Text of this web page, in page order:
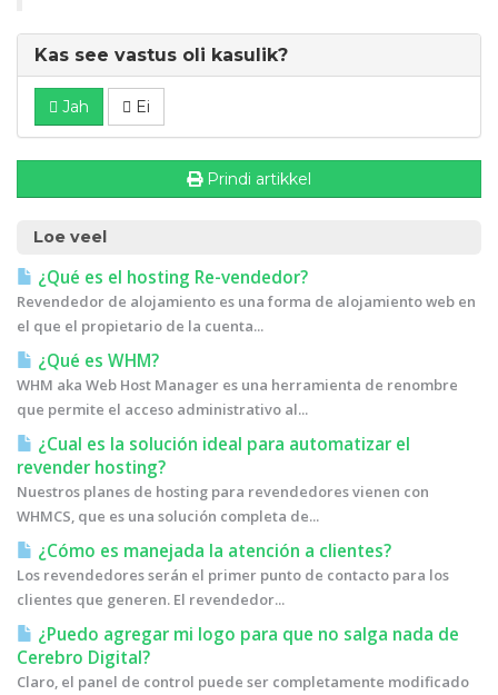
Kas see vastus oli kasulik?
Jah Ei
Prindi artikkel
Loe veel
¿Qué es el hosting Re-vendedor?
Revendedor de alojamiento es una forma de alojamiento web en
el que el propietario de la cuenta...
¿Qué es WHM?
WHM aka Web Host Manager es una herramienta de renombre
que permite el acceso administrativo al...
¿Cual es la solución ideal para automatizar el
revender hosting?
Nuestros planes de hosting para revendedores vienen con
WHMCS, que es una solución completa de...
¿Cómo es manejada la atención a clientes?
Los revendedores serán el primer punto de contacto para los
clientes que generen. El revendedor...
¿Puedo agregar mi logo para que no salga nada de
Cerebro Digital?
Claro, el panel de control puede ser completamente modificado